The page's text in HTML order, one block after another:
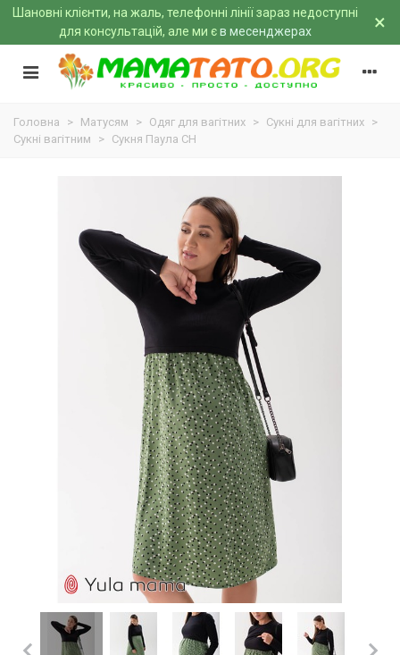
Шановні клієнти, на жаль, телефонні лінії зараз недоступні
для консультацій, але ми єв месенджерах ×
Головна > Матусям > Одяг для вагітних > Сукні для вагітних >
Сукні вагітним
> Сукня Паула CH